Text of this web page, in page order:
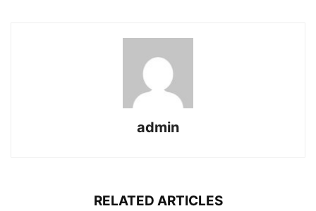
admin
RELATED ARTICLES